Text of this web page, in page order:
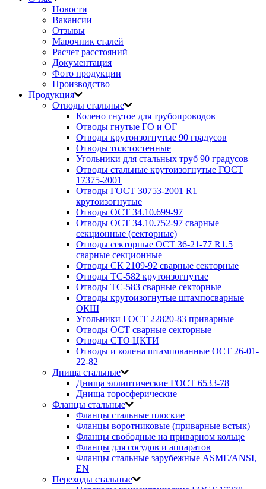
Новости
Вакансии
Отзывы
Марочник сталей
Расчет расстояний
Документация
Фото продукции
Производство
Продукция
Отводы стальные
Колено гнутое для трубопроводов
Отводы гнутые ГО и ОГ
Отводы крутоизогнутые 90 градусов
Отводы толстостенные
Угольники для стальных труб 90 градусов
Отводы стальные крутоизогнутые ГОСТ
17375-2001
Отводы ГОСТ 30753-2001 R1
крутоизогнутые
Отводы ОСТ 34.10.699-97
Отводы ОСТ 34.10.752-97 сварные
секционные (секторные)
Отводы секторные ОСТ 36-21-77 R1.5
сварные секционные
Отводы СК 2109-92 сварные секторные
Отводы ТС-582 крутоизогнутые
Отводы ТС-583 сварные секторные
Отводы крутоизогнутые штампосварные
ОКШ
Угольники ГОСТ 22820-83 приварные
Отводы ОСТ сварные секторные
Отводы СТО ЦКТИ
Отводы и колена штампованные ОСТ 26-01-
22-82
Днища стальные
Днища эллиптические ГОСТ 6533-78
Днища торосферические
Фланцы стальные
Фланцы стальные плоские
Фланцы воротниковые (приварные встык)
Фланцы свободные на приварном кольце
Фланцы для сосудов и аппаратов
Фланцы стальные зарубежные ASME/ANSI,
EN
Переходы стальные